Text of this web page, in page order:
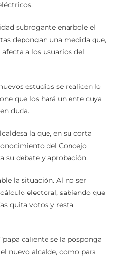
subrogante enarbole el
depongan una medida que,
a los usuarios del
estudios se realicen lo
que los hará un ente cuya
duda.
la que, en su corta
del Concejo
su debate y aprobación.
la situación. Al no ser
electoral, sabiendo que
quita votos y resta
caliente se la posponga
nuevo alcalde, como para